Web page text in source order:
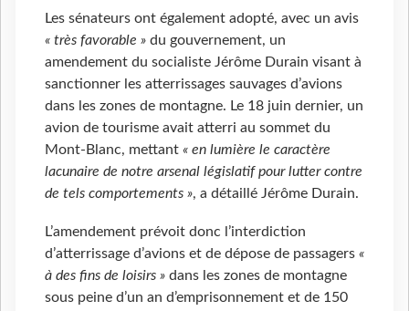
Les sénateurs ont également adopté, avec un avis
« très favorable » du gouvernement, un
amendement du socialiste Jérôme Durain visant à
sanctionner les atterrissages sauvages d’avions
dans les zones de montagne. Le 18 juin dernier, un
avion de tourisme avait atterri au sommet du
Mont-Blanc, mettant « en lumière le caractère
lacunaire de notre arsenal législatif pour lutter contre
de tels comportements », a détaillé Jérôme Durain.
L’amendement prévoit donc l’interdiction
d’atterrissage d’avions et de dépose de passagers «
à des fins de loisirs » dans les zones de montagne
sous peine d’un an d’emprisonnement et de 150